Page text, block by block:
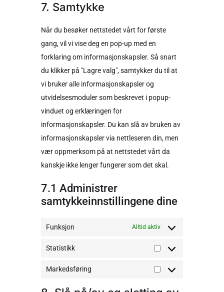
7. Samtykke
Når du besøker nettstedet vårt for første
gang, vil vi vise deg en pop-up med en
forklaring om informasjonskapsler. Så snart
du klikker på "Lagre valg", samtykker du til at
vi bruker alle informasjonskapsler og
utvidelsesmoduler som beskrevet i popup-
vinduet og erklæringen for
informasjonskapsler. Du kan slå av bruken av
informasjonskapsler via nettleseren din, men
vær oppmerksom på at nettstedet vårt da
kanskje ikke lenger fungerer som det skal.
7.1 Administrer
samtykkeinnstillingene dine
Funksjon Alltid aktiv
Statistikk
Markedsføring